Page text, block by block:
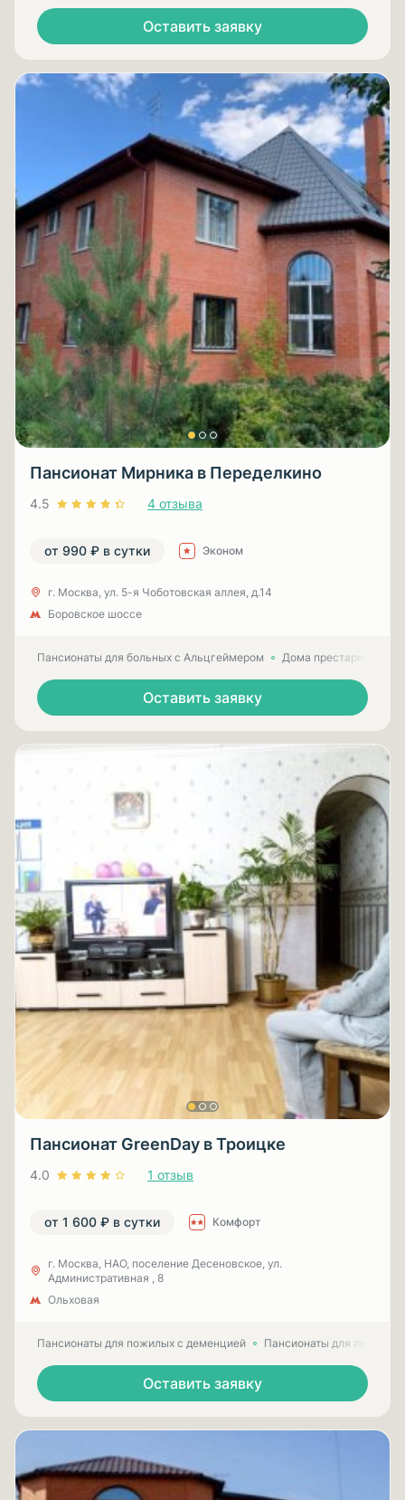
Оставить заявку
Пансионат Мирника в Переделкино
4.5 4 отзыва
от 990 ₽ в сутки Эконом
г. Москва, ул. 5-я Чоботовская аллея, д.14
Боровское шоссе
Пансионаты для больных с Альцгеймером Дома престарелых
Оставить заявку
Пансионат GreenDay в Троицке
4.0 1 отзыв
от 1 600 ₽ в сутки Комфорт
г. Москва, НАО, поселение Десеновское, ул.
Административная , 8
Ольховая
Пансионаты для пожилых с деменцией Пансионаты для
Оставить заявку